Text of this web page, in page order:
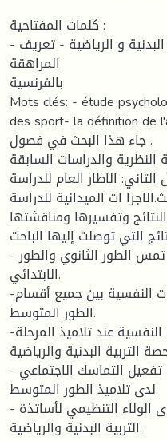
كلمات المفتاحية :
- الاتجاهات النفسية - التربية البدنية و الرياضية - تعريف
المراهقة
بالفرنسية
Mots clés: - étude
des sport- la définition de
جاء هذا البحث في فصول .
النظرية والدراسات السابقة..
الاطار العام للدراسة
ات الميدانية للدراسة
وتفسيرها ومناقشتها
التي توصلت إليها الباحث:
- وجود دراسات مستقبلية تمس الطور الثانوي والطور
الابتدائي.
-الاختلاف في التوجه الاتجاهات النفسية بين جميع أقسام
الطور المتوسط.
-الاختلاف في استخدام الاتجاهات النفسية عند تلاميذ المرحلة
البدنية والرياضية.
- أهمية الاتجاهات النفسية في تفعيل التماسك الاجتماعي
لدى تلاميذ الطور المتوسط.
- علاقة الاتجاهات النفسية بمستوى الولاء التنظيمي لأساتذة
التربية البدنية والرياضية.